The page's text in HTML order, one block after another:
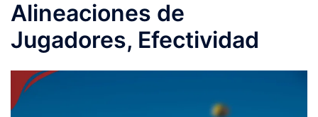
Alineaciones de
Jugadores, Efectividad